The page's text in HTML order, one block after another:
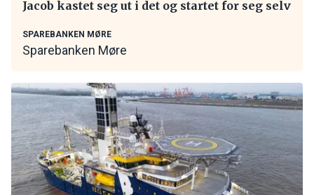
Jacob kastet seg ut i det og startet for seg selv
SPAREBANKEN MØRE
Sparebanken Møre